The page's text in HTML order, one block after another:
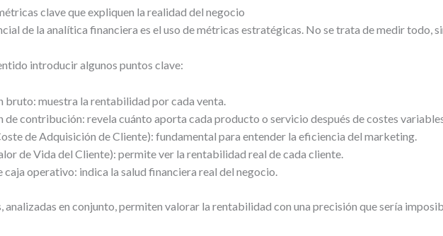
clave que expliquen la realidad del negocio
de la analítica financiera es el uso de métricas estratégicas. No se trata de medir todo,
introducir algunos puntos clave:
bruto: muestra la rentabilidad por cada venta.
de contribución: revela cuánto aporta cada producto o servicio después de costes
de Adquisición de Cliente): fundamental para entender la eficiencia del marketing.
de Vida del Cliente): permite ver la rentabilidad real de cada cliente.
caja operativo: indica la salud financiera real del negocio.
analizadas en conjunto, permiten valorar la rentabilidad con una precisión que sería